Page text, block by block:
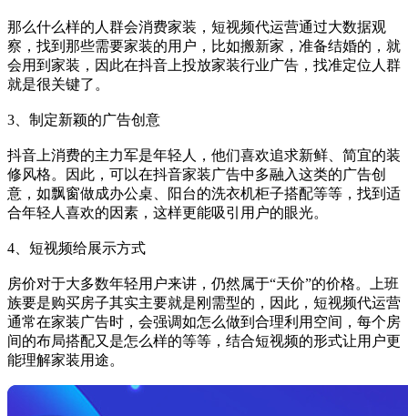
那么什么样的人群会消费家装，短视频代运营通过大数据观
察，找到那些需要家装的用户，比如搬新家，准备结婚的，就
会用到家装，因此在抖音上投放家装行业广告，找准定位人群
就是很关键了。
3、制定新颖的广告创意
抖音上消费的主力军是年轻人，他们喜欢追求新鲜、简宜的装
修风格。因此，可以在抖音家装广告中多融入这类的广告创
意，如飘窗做成办公桌、阳台的洗衣机柜子搭配等等，找到适
合年轻人喜欢的因素，这样更能吸引用户的眼光。
4、短视频给展示方式
房价对于大多数年轻用户来讲，仍然属于“天价”的价格。上班
族要是购买房子其实主要就是刚需型的，因此，短视频代运营
通常在家装广告时，会强调如怎么做到合理利用空间，每个房
间的布局搭配又是怎么样的等等，结合短视频的形式让用户更
能理解家装用途。